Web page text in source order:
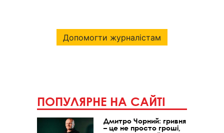
Допомогти журналістам
ПОПУЛЯРНЕ НА САЙТІ
Дмитро Чорний: гривня
– це не просто гроші,